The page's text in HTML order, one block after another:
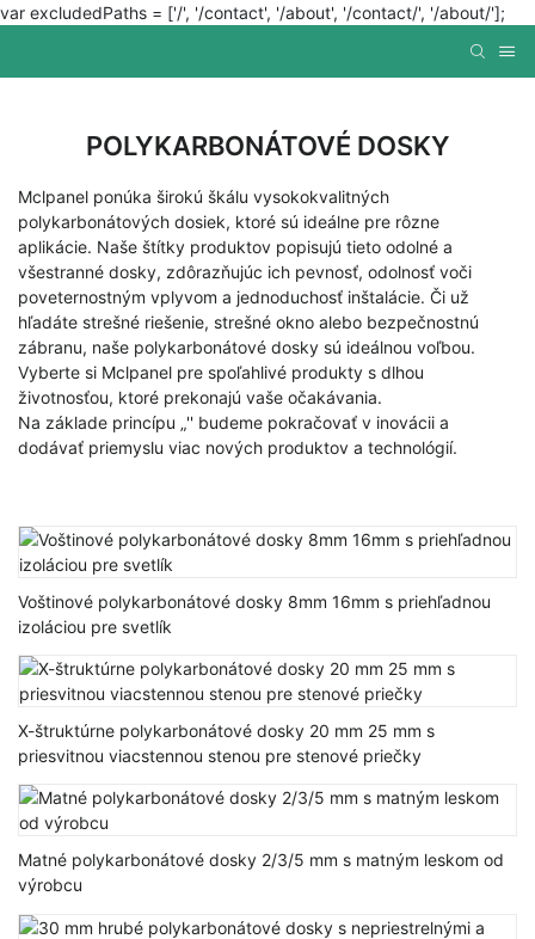
var excludedPaths = ['/', '/contact', '/about', '/contact/', '/about/'];
POLYKARBONÁTOVÉ DOSKY
Mclpanel ponúka širokú škálu vysokokvalitných
polykarbonátových dosiek, ktoré sú ideálne pre rôzne
aplikácie. Naše štítky produktov popisujú tieto odolné a
všestranné dosky, zdôrazňujúc ich pevnosť, odolnosť voči
poveternostným vplyvom a jednoduchosť inštalácie. Či už
hľadáte strešné riešenie, strešné okno alebo bezpečnostnú
zábranu, naše polykarbonátové dosky sú ideálnou voľbou.
Vyberte si Mclpanel pre spoľahlivé produkty s dlhou
životnosťou, ktoré prekonajú vaše očakávania.
Na základe princípu „'' budeme pokračovať v inovácii a
dodávať priemyslu viac nových produktov a technológií.
Voštinové polykarbonátové dosky 8mm 16mm s priehľadnou
izoláciou pre svetlík
X-štruktúrne polykarbonátové dosky 20 mm 25 mm s
priesvitnou viacstennou stenou pre stenové priečky
Matné polykarbonátové dosky 2/3/5 mm s matným leskom od
výrobcu